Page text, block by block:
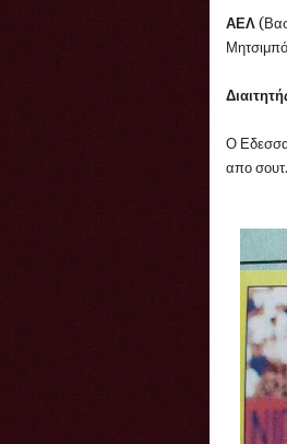
ΑΕΛ
Ο
απο σουτ.